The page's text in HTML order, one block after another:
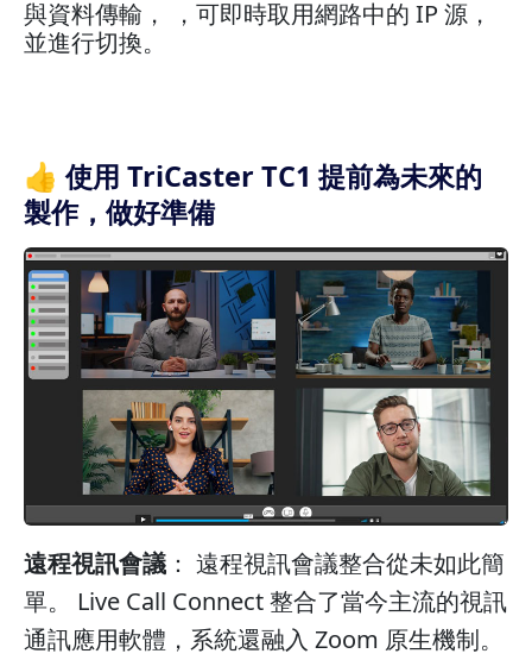
與資料傳輸， ，可即時取用網路中的 IP 源，
並進行切換。
👍 使用 TriCaster TC1 提前為未來的
製作，做好準備
遠程視訊會議 ： 遠程視訊會議整合從未如此簡
單。 Live Call Connect 整合了當今主流的視訊
通訊應用軟體，系統還融入 Zoom 原生機制。